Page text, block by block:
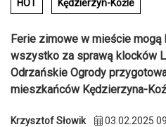
HOT Kędzierzyn-Koźle
Ferie zimowe w mieście mogą
wszystko za sprawą klocków
Odrzańskie Ogrody
mieszkańców Kędzierzyna-
Krzysztof Słowik 03.02.2025